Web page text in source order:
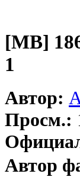
[MB]
1
Автор:
Просм.:
Автор